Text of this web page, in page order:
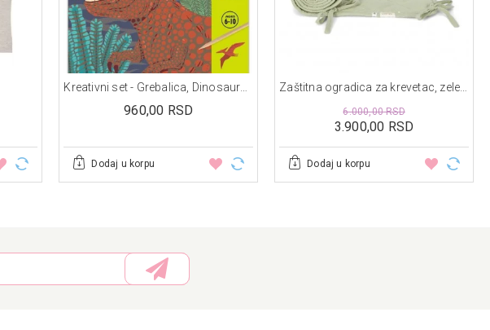
960,00 RSD
Dodaj u korpu
3.900,00 RSD
6.000,00 RSD
Dodaj u korpu